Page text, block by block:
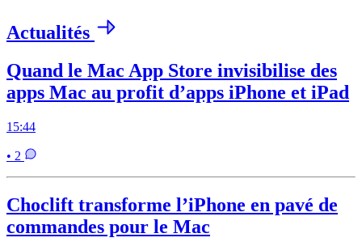
Actualités
Quand le Mac App Store invisibilise des
apps Mac au profit d’apps iPhone et iPad
15:44
• 2
Choclift transforme l’iPhone en pavé de
commandes pour le Mac